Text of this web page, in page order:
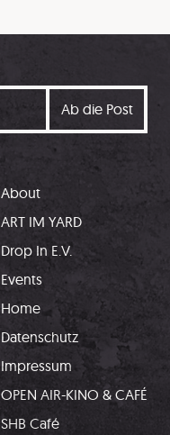
About
ART IM YARD
Drop In E.V.
Events
Home
Datenschutz
Impressum
OPEN AIR-KINO & CAFÉ
SHB Café